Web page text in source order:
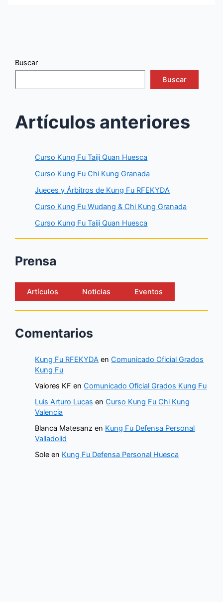
Buscar
Buscar
Artículos anteriores
Curso Kung Fu Taiji Quan Huesca
Curso Kung Fu Chi Kung Granada
Jueces y Árbitros de Kung Fu RFEKYDA
Curso Kung Fu Wudang & Chi Kung Granada
Curso Kung Fu Taiji Quan Huesca
Prensa
Artículos Noticias Eventos
Comentarios
Kung Fu RFEKYDA enComunicado Oficial Grados
Kung Fu
Valores KF enComunicado Oficial Grados Kung Fu
Luis Arturo Lucas enCurso Kung Fu Chi Kung
Valencia
Blanca Matesanz en Kung Fu Defensa Personal
Valladolid
Sole en Kung Fu Defensa Personal Huesca